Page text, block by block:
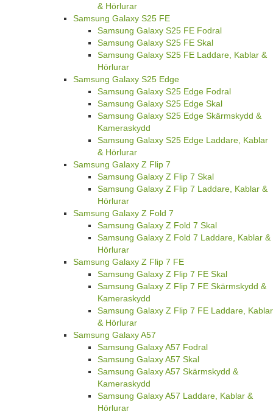
& Hörlurar
Samsung Galaxy S25 FE
Samsung Galaxy S25 FE Fodral
Samsung Galaxy S25 FE Skal
Samsung Galaxy S25 FE Laddare, Kablar &
Hörlurar
Samsung Galaxy S25 Edge
Samsung Galaxy S25 Edge Fodral
Samsung Galaxy S25 Edge Skal
Samsung Galaxy S25 Edge Skärmskydd &
Kameraskydd
Samsung Galaxy S25 Edge Laddare, Kablar
& Hörlurar
Samsung Galaxy Z Flip 7
Samsung Galaxy Z Flip 7 Skal
Samsung Galaxy Z Flip 7 Laddare, Kablar &
Hörlurar
Samsung Galaxy Z Fold 7
Samsung Galaxy Z Fold 7 Skal
Samsung Galaxy Z Fold 7 Laddare, Kablar &
Hörlurar
Samsung Galaxy Z Flip 7 FE
Samsung Galaxy Z Flip 7 FE Skal
Samsung Galaxy Z Flip 7 FE Skärmskydd &
Kameraskydd
Samsung Galaxy Z Flip 7 FE Laddare, Kablar
& Hörlurar
Samsung Galaxy A57
Samsung Galaxy A57 Fodral
Samsung Galaxy A57 Skal
Samsung Galaxy A57 Skärmskydd &
Kameraskydd
Samsung Galaxy A57 Laddare, Kablar &
Hörlurar